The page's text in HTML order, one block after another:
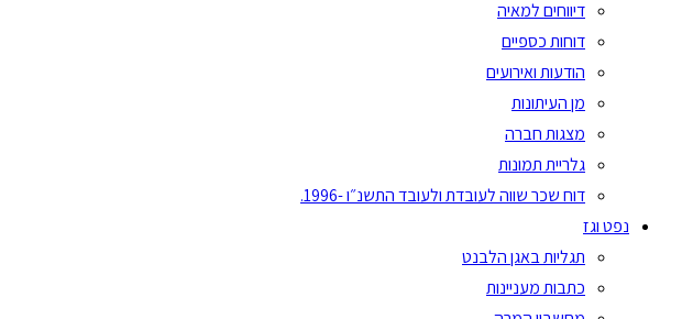
דיווחים למאיה
דוחות כספיים
הודעות ואירועים
מן העיתונות
מצגות חברה
גלריית תמונות
דוח שכר שווה לעובדת ולעובד התשנ״ו -1996.
נפט וגז
תגליות באגן הלבנט
כתבות מעניינות